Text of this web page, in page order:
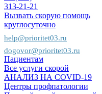
313-21-21
Вызвать скорую помощь
круглосуточно
help@prioritet03.ru
dogovor@prioritet03.ru
Пациентам
Все услуги скорой
АНАЛИЗ НА COVID-19
Центры профпатологии